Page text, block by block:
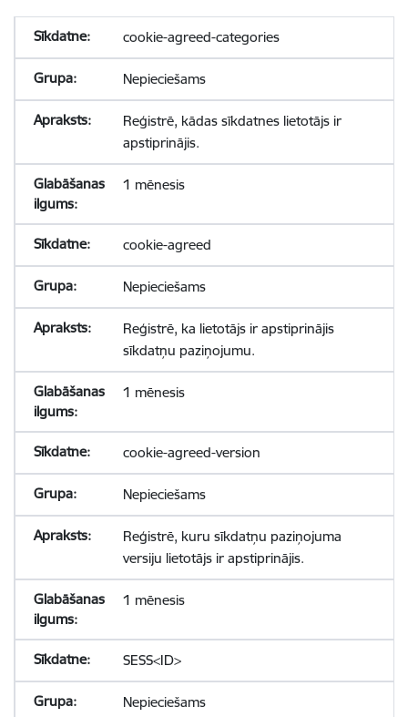
cookie-agreed-categories
Nepieciešams
Reģistrē, kādas sīkdatnes lietotājs ir
apstiprinājis.
1 mēnesis
cookie-agreed
Nepieciešams
Reģistrē, ka lietotājs ir apstiprinājis
sīkdatņu paziņojumu.
1 mēnesis
cookie-agreed-version
Nepieciešams
Reģistrē, kuru sīkdatņu paziņojuma
versiju lietotājs ir apstiprinājis.
1 mēnesis
SESS<ID>
Nepieciešams